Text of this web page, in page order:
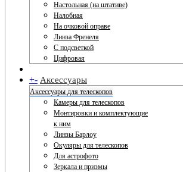
Настольная (на штативе)
Налобная
На очковой оправе
Линза Френеля
С подсветкой
Цифровая
+- Аксессуары
Аксессуары для телескопов
Камеры для телескопов
Монтировки и комплектующие
к ним
Линзы Барлоу
Окуляры для телескопов
Для астрофото
Зеркала и призмы